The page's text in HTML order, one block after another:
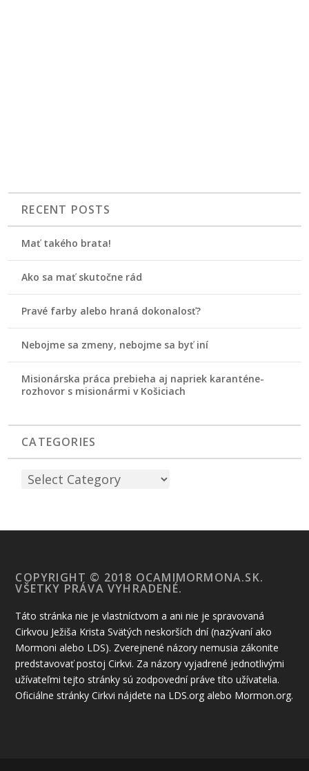
RECENT POSTS
Mať takého brata!
Ako sa mať skutočne rád
Pravé farby alebo hraná dokonalosť?
Nebojme sa zmeny, nebojme sa byť iní
Misionárska práca prebieha aj napriek karanténe-
rozhovor s misionármi v Košiciach
CATEGORIES
COPYRIGHT © 2018 OCAMIMORMONA.SK.
VŠETKY PRÁVA VYHRADENÉ.
Táto stránka nie je vlastníctvom a ani nie je spravovaná
Cirkvou Ježiša Krista Svätých neskorších dní (nazývaní ako
Mormoni alebo LDS). Zverejnené názory nemusia zákonite
predstavovať postoj Cirkvi. Za názory vyjadrené jednotlivými
užívateľmi tejto stránky sú zodpovední práve títo užívatelia.
Oficiálne stránky Cirkvi nájdete na LDS.org alebo Mormon.org.